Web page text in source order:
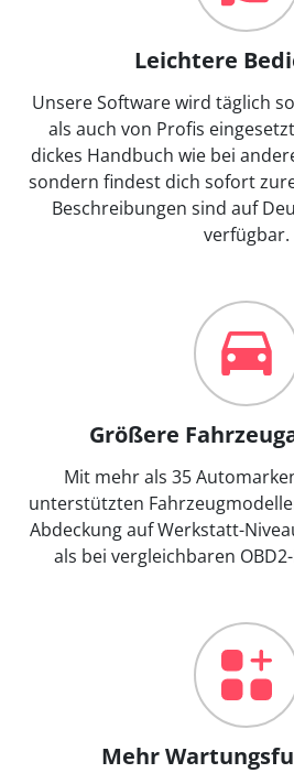
Leichtere
Unsere Software wird täglich
als auch von Profis
dickes Handbuch wie bei
sondern findest dich sofort
Beschreibungen sind auf
verfügbar.
Größere
Mit mehr als 35
unterstützten
Abdeckung auf Werkstatt-
als bei vergleichbaren
Mehr